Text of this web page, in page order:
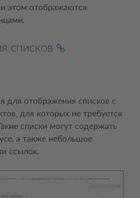
этом отображаются
списков
для отображения списков с
для которых не требуется
списки могут содержать
а также небольшое
ссылок.